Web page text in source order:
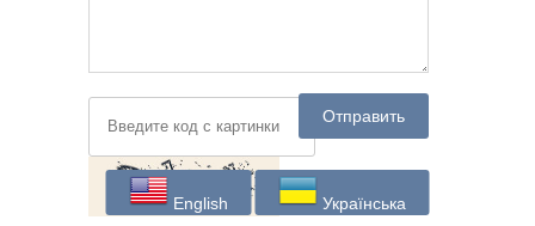
Отправить
English Українська